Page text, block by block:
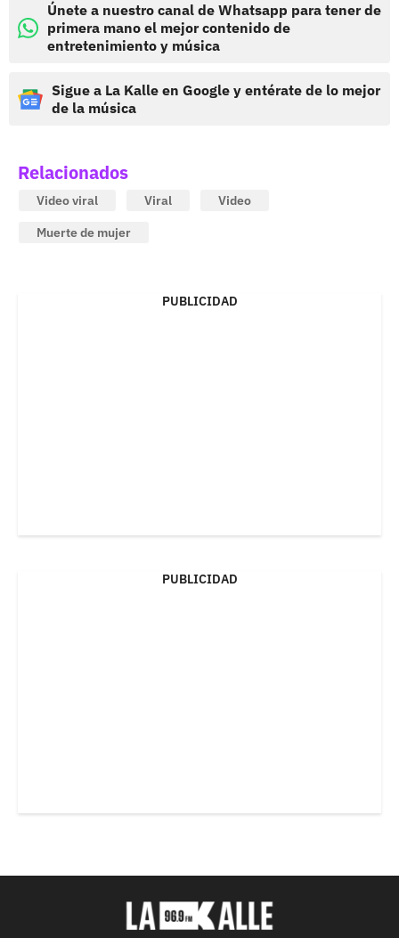
Únete a nuestro canal de Whatsapp para tener de
primera mano el mejor contenido de
entretenimiento y música
Sigue a La Kalle en Google y entérate de lo mejor
de la música
Relacionados
Video viral Viral
Video
Muerte de mujer
PUBLICIDAD
PUBLICIDAD